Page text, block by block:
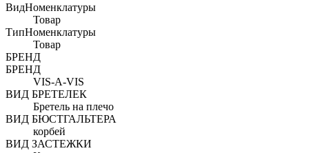
ВидНоменклатуры
Товар
ТипНоменклатуры
Товар
БРЕНД
БРЕНД
VIS-A-VIS
ВИД БРЕТЕЛЕК
Бретель на плечо
ВИД БЮСТГАЛЬТЕРА
корбей
ВИД ЗАСТЕЖКИ